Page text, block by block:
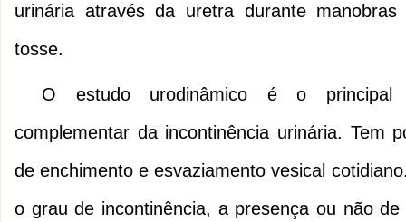
urinária através da uretra durante
tosse.
O estudo urodinâmico é o principal
complementar da incontinência urinária. Tem
de enchimento e esvaziamento vesical
o grau de incontinência, a presença ou não